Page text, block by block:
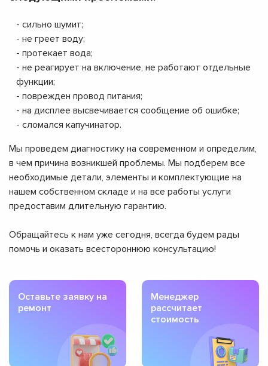
- сильно шумит;
- не греет воду;
- протекает вода;
- не реагирует на включение, не работают отдельные
функции;
- поврежден провод питания;
- на дисплее высвечивается сообщение об ошибке;
- сломался капучинатор.
Мы проведем диагностику на современном и определим,
в чем причина возникшей проблемы. Мы подберем все
необходимые детали, элементы и комплектующие на
нашем собственном складе и на все работы услуги
предоставим длительную гарантию.
Обращайтесь к нам уже сегодня, всегда будем рады
помочь и оказать всестороннюю консультацию!
Оставьте заявку на
ремонт
Менеджер
рассчитает
стоимость